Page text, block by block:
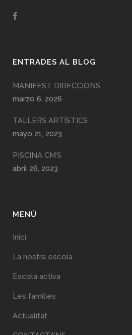
ENTRADES AL BLOG
MANIFEST DIRECCIONS
marzo 6, 2026
TALLERS ARTÍSTICS
mayo 21, 2023
PISCINA CM’S
abril 26, 2023
MENÚ
Inici
La nostra escola
Escola activa
Les famílies
Actualitat